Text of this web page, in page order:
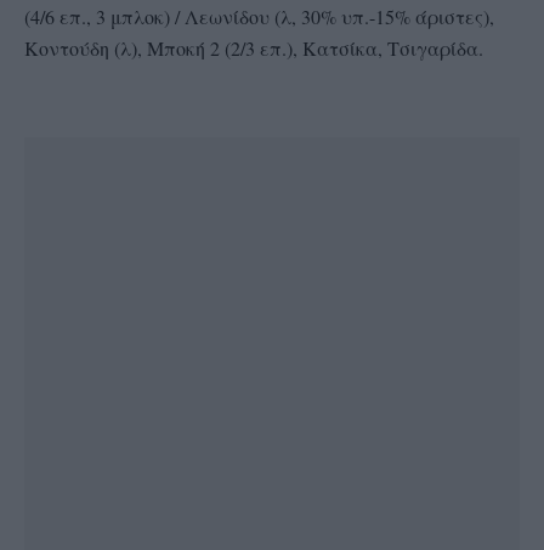
(4/6 επ., 3 μπλοκ) / Λεωνίδου (λ, 30% υπ.-15% άριστες),
Κοντούδη (λ), Μποκή 2 (2/3 επ.), Κατσίκα, Τσιγαρίδα.